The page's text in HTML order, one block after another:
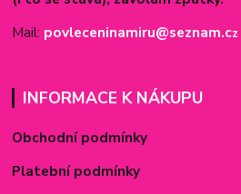
Mail: povleceninamiru@seznam.cz
INFORMACE K NÁKUPU
Obchodní podmínky
Platební podmínky